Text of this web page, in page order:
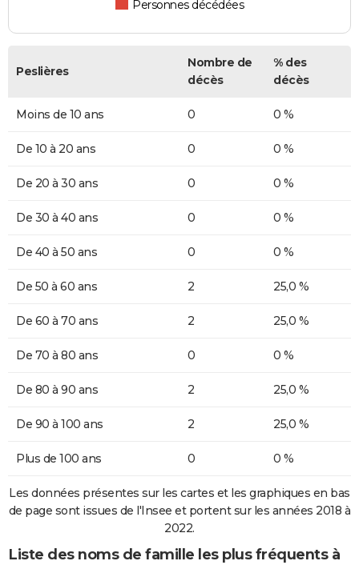
Personnes décédées
Peslières
Nombre de
décès
% des
décès
Moins de 10 ans 0 0 %
De 10 à 20 ans 0 0 %
De 20 à 30 ans 0 0 %
De 30 à 40 ans 0 0 %
De 40 à 50 ans 0 0 %
De 50 à 60 ans 2 25,0 %
De 60 à 70 ans 2 25,0 %
De 70 à 80 ans 0 0 %
De 80 à 90 ans 2 25,0 %
De 90 à 100 ans 2 25,0 %
Plus de 100 ans 0 0 %
Les données présentes sur les cartes et les graphiques en bas
de page sont issues de l'Insee et portent sur les années 2018 à
2022.
Liste des noms de famille les plus fréquents à